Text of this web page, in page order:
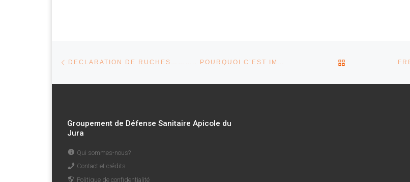
Parcourir les articles DECLARATION DE RUCHES……….. POURQUOI C’EST IMPORTANT ? RETOUR À LA
Groupement de Défense Sanitaire Apicole du
Jura
Qui sommes-nous?
Contact et crédits
Politique de confidentialité